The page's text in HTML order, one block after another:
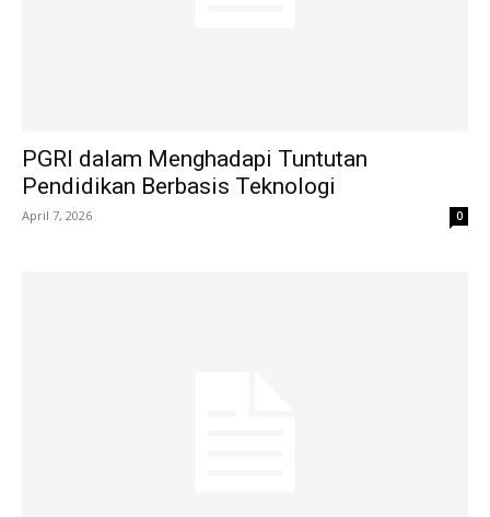
PGRI dalam Menghadapi Tuntutan
Pendidikan Berbasis Teknologi
April 7, 2026 0